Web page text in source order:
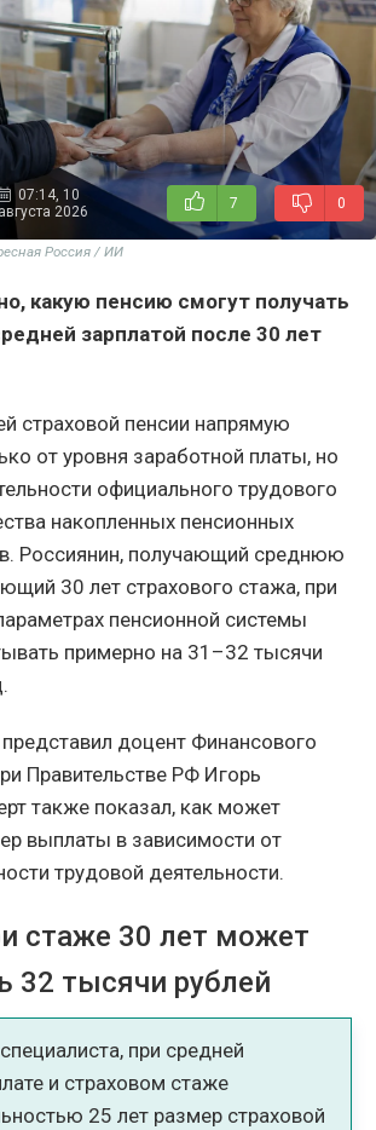
07:14, 10
августа 2026
7 0
Россия / ИИ
какую пенсию смогут получать
зарплатой после 30 лет
страховой пенсии напрямую
от уровня заработной платы, но
официального трудового
накопленных пенсионных
Россиянин, получающий среднюю
30 лет страхового стажа, при
пенсионной системы
примерно на 31–32 тысячи
доцент Финансового
Правительстве РФ Игорь
также показал, как может
выплаты в зависимости от
трудовой деятельности.
стаже 30 лет может
32 тысячи рублей
при средней
и страховом стаже
25 лет размер страховой